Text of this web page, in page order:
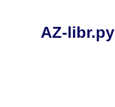
AZ-libr.ру